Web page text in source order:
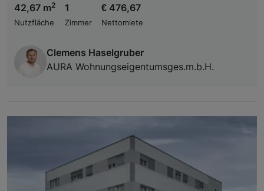
42,67 m2
Nutzfläche
1
Zimmer
€ 476,67
Nettomiete
Clemens Haselgruber
AURA Wohnungseigentumsges.m.b.H.